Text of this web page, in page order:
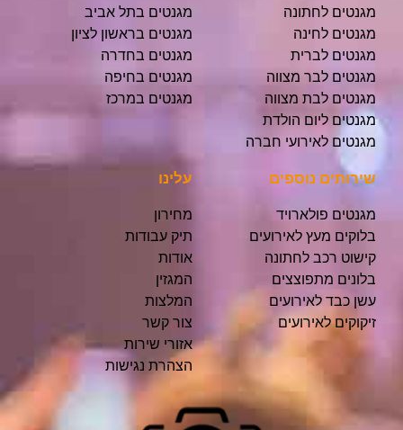
מגנטים לחתונה
מגנטים לחינה
מגנטים לברית
מגנטים לבר מצווה
מגנטים לבת מצווה
מגנטים ליום הולדת
מגנטים לאירועי חברה
מגנטים בתל אביב
מגנטים בראשון לציון
מגנטים בחדרה
מגנטים בחיפה
מגנטים במרכז
שירותים נוספים
מגנטים פולארויד
בלוקים מעץ לאירועים
קישוט רכב לחתונה
בלונים מתפוצצים
עשן כבד לאירועים
זיקוקים לאירועים
עלינו
מחירון
תיק עבודות
אודות
המגזין
המלצות
צור קשר
אזורי שירות
הצהרת נגישות